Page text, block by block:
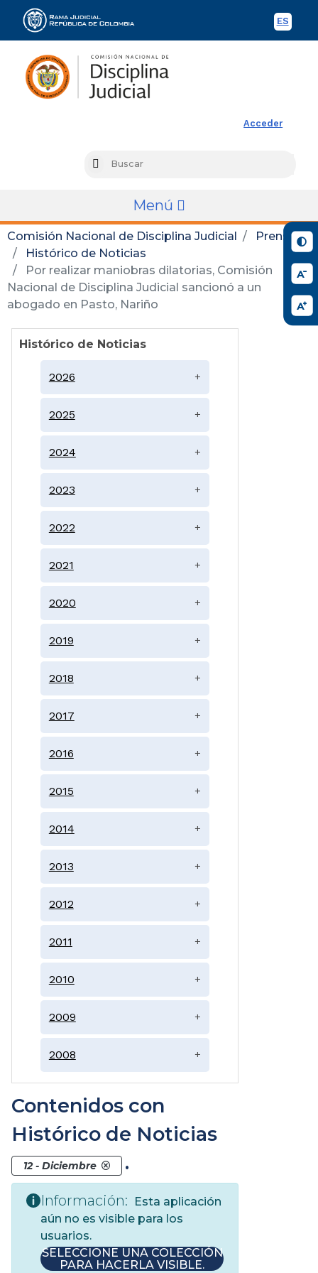
ES
Acceder
Menú
Comisión Nacional de Disciplina Judicial
Prensa
Histórico de Noticias
Por realizar maniobras dilatorias, Comisión
Nacional de Disciplina Judicial sancionó a un
abogado en Pasto, Nariño
Histórico de Noticias
2026 +
2025 +
2024 +
2023 +
2022 +
2021 +
2020 +
2019 +
2018 +
2017 +
2016 +
2015 +
2014 +
2013 +
2012 +
2011 +
2010 +
2009 +
2008 +
Contenidos con
Histórico de Noticias
12 - Diciembre .
Información:
Esta aplicación
aún no es visible para los
usuarios.
SELECCIONE UNA COLECCIÓN
PARA HACERLA VISIBLE.